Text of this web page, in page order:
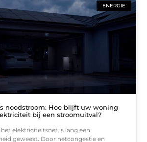
ENERGIE
noodstroom: Hoe blijft uw woning
bij een stroomuitval?
elektriciteitsnet is lang een
geweest. Door netcongestie en